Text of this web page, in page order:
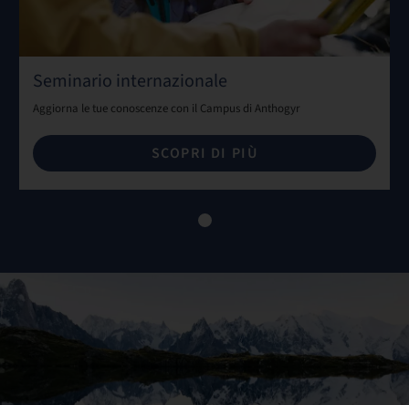
Seminario internazionale
Aggiorna le tue conoscenze con il Campus di Anthogyr
SCOPRI DI PIÙ